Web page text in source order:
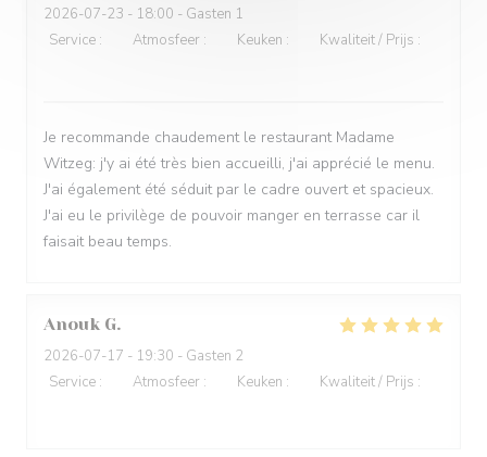
2026-07-23 - 18:00 - Gasten 1
Service : Atmosfeer : Keuken : Kwaliteit / Prijs :
Je recommande chaudement le restaurant Madame
Witzeg: j'y ai été très bien accueilli, j'ai apprécié le menu.
J'ai également été séduit par le cadre ouvert et spacieux.
J'ai eu le privilège de pouvoir manger en terrasse car il
faisait beau temps.
Anouk G
2026-07-17 - 19:30 - Gasten 2
Service : Atmosfeer : Keuken : Kwaliteit / Prijs :